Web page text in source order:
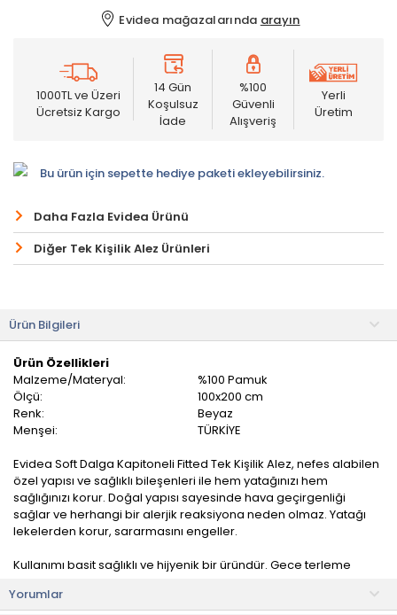
Evidea mağazalarında arayın
1000TL ve Üzeri
Ücretsiz Kargo
14 Gün
Koşulsuz
İade
%100
Güvenli
Alışveriş
Yerli
Üretim
Bu ürün için sepette hediye paketi ekleyebilirsiniz.
Daha Fazla Evidea Ürünü
Diğer Tek Kişilik Alez Ürünleri
Ürün Bilgileri
Ürün Özellikleri
Malzeme/Materyal:
%100 Pamuk
Ölçü:
100x200 cm
Renk:
Beyaz
Menşei:
TÜRKİYE
Evidea Soft Dalga Kapitoneli Fitted Tek Kişilik Alez, nefes alabilen
özel yapısı ve sağlıklı bileşenleri ile hem yatağınızı hem
sağlığınızı korur. Doğal yapısı sayesinde hava geçirgenliği
sağlar ve herhangi bir alerjik reaksiyona neden olmaz. Yatağı
lekelerden korur, sararmasını engeller.
Kullanımı basit sağlıklı ve hijyenik bir üründür. Gece terleme
antialerjik özellikleri nedeniyle alerjik problem yaşayan kişilerin
Yorumlar